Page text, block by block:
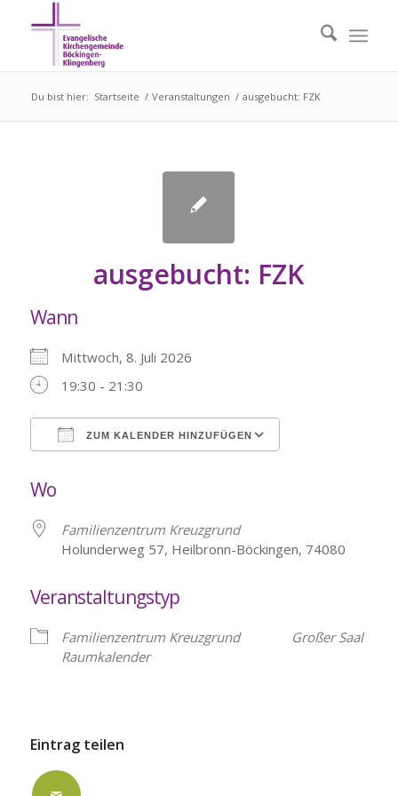
Du bist hier: Startseite / Veranstaltungen / ausgebucht: FZK
ausgebucht: FZK
Wann
Mittwoch, 8. Juli 2026
19:30 - 21:30
ZUM KALENDER HINZUFÜGEN
Wo
Familienzentrum Kreuzgrund
Holunderweg 57, Heilbronn-Böckingen, 74080
Veranstaltungstyp
Familienzentrum Kreuzgrund
Großer Saal
Raumkalender
Eintrag teilen